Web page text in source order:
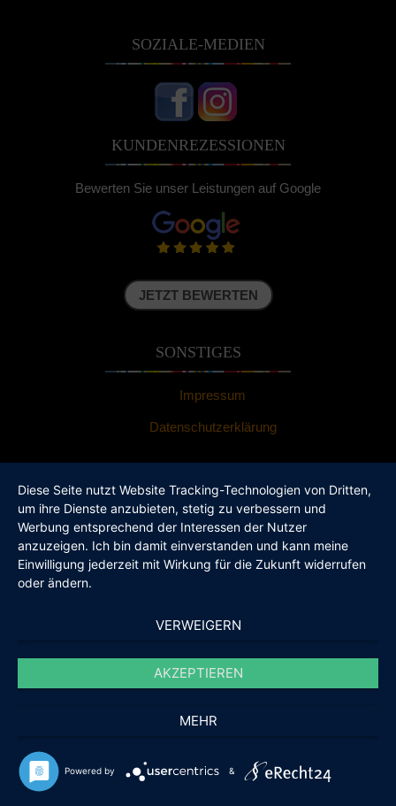
Einwilligung verwalten
Um dir ein optimales Erlebnis zu bieten, verwenden wir Technologien wie
Cookies, um Geräteinformationen zu speichern und/oder darauf
zuzugreifen. Wenn du diesen Technologien zustimmst, können wir Daten
wie das Surfverhalten oder eindeutige IDs auf dieser Website verarbeiten.
bestimmte Merkmale und Funktionen beeinträchtigt werden.
Akzeptieren
SOZIALE-MEDIEN
KUNDENREZESSIONEN
Bewerten Sie unser Leistungen auf Google
JETZT BEWERTEN
SONSTIGES
Impressum
Datenschutzerklärung
Diese Seite nutzt Website Tracking-Technologien von Dritten,
um ihre Dienste anzubieten, stetig zu verbessern und
Werbung entsprechend der Interessen der Nutzer
anzuzeigen. Ich bin damit einverstanden und kann meine
Einwilligung jederzeit mit Wirkung für die Zukunft widerrufen
oder ändern.
VERWEIGERN
AKZEPTIEREN
MEHR
Powered by &